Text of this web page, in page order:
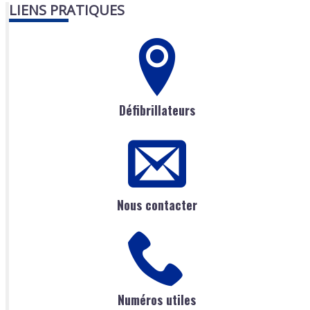
LIENS PRATIQUES
Défibrillateurs
Nous contacter
Numéros utiles